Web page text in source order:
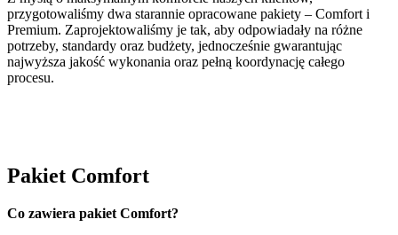
przygotowaliśmy dwa starannie opracowane pakiety – Comfort i
Premium. Zaprojektowaliśmy je tak, aby odpowiadały na różne
potrzeby, standardy oraz budżety, jednocześnie gwarantując
najwyższa jakość wykonania oraz pełną koordynację całego
procesu.
Pakiet Comfort
Co zawiera pakiet Comfort?